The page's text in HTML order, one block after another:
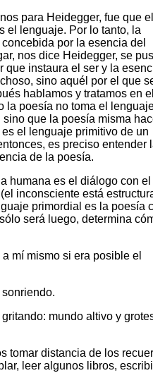
para Heidegger, fue que el
el lenguaje. Por lo tanto, la
por la esencia del
nos dice Heidegger, se
que instaura el ser y la
sino aquél por el que
hablamos y tratamos en
la poesía no toma el
que la poesía misma
el lenguaje primitivo de un
es preciso entender
de la poesía.
humana es el diálogo con el
inconsciente está
primordial es la poesía
será luego, determina
mí mismo si era posible el
sonriendo.
mundo altivo y
tomar distancia de los
leer algunos libros,